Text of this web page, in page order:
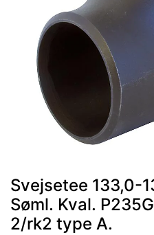
Svejsetee 133,0-
Søml. Kval.
2/rk2 type A.